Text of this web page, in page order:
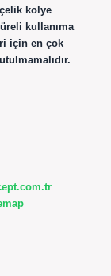
kolye
kullanıma
için en çok